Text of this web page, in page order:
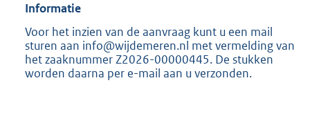
Informatie
Voor het inzien van de aanvraag kunt u een mail
sturen aan info@wijdemeren.nl met vermelding van
het zaaknummer Z2026-00000445. De stukken
worden daarna per e-mail aan u verzonden.